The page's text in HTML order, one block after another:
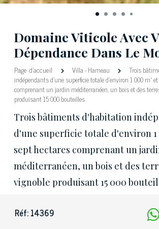
Domaine Viticole Avec
Dépendance Dans Le
Page d'accueil Villa-Hameau
Trois
indépendants d'une superficie totale d'environ 1 000 m²
comprenant un jardin méditerranéen, un bois et des
produisant 15 000 bouteilles
Trois bâtiments d'habitation
d'une superficie totale d'environ 1
sept hectares comprenant un
méditerranéen, un bois et des
vignoble produisant 15 000
Réf: 14369